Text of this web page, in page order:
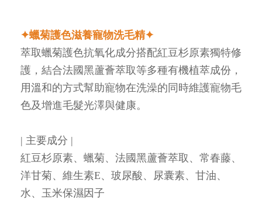
✦蠟菊護色滋養寵物洗毛精✦
萃取蠟菊護色抗氧化成分搭配紅豆杉原素獨特修
護，結合法國黑蘆薈萃取等多種有機植萃成份，
用溫和的方式幫助寵物在洗澡的同時維護寵物毛
色及增進毛髮光澤與健康。
| 主要成分 |
紅豆杉原素、蠟菊、法國黑蘆薈萃取、常春藤、
洋甘菊、維生素E、玻尿酸、尿囊素、甘油、
水、玉米保濕因子